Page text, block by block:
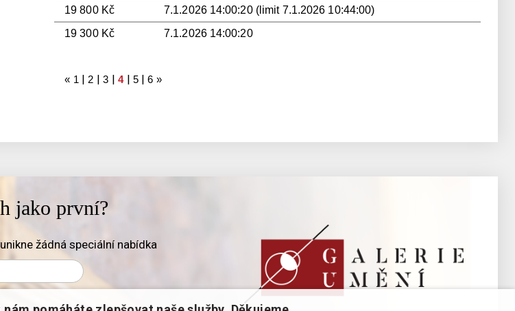
19 800 Kč
7.1.2026 14:00:20 (limit 7.1.2026 10:44:00)
19 300 Kč
7.1.2026 14:00:20
« 1 |2 |3 | 4| 5 |6 »
jako první?
žádná speciální nabídka